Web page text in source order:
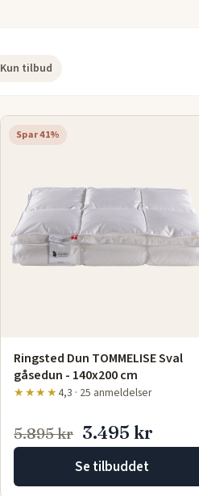
Kun tilbud
Spar 41%
Ringsted Dun TOMMELISE Sval
gåsedun - 140x200 cm
★★★★4,3 · 25 anmeldelser
5.895 kr 3.495 kr
Se tilbuddet